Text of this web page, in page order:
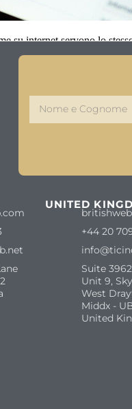
su internet servono lo
UNITED
+44 20
Suite
Unit 9,
West
Middx -
United